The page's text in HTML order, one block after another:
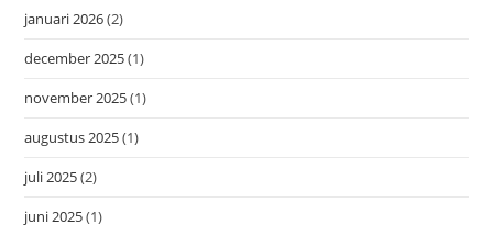
januari 2026(2)
december 2025(1)
november 2025(1)
augustus 2025(1)
juli 2025(2)
juni 2025(1)